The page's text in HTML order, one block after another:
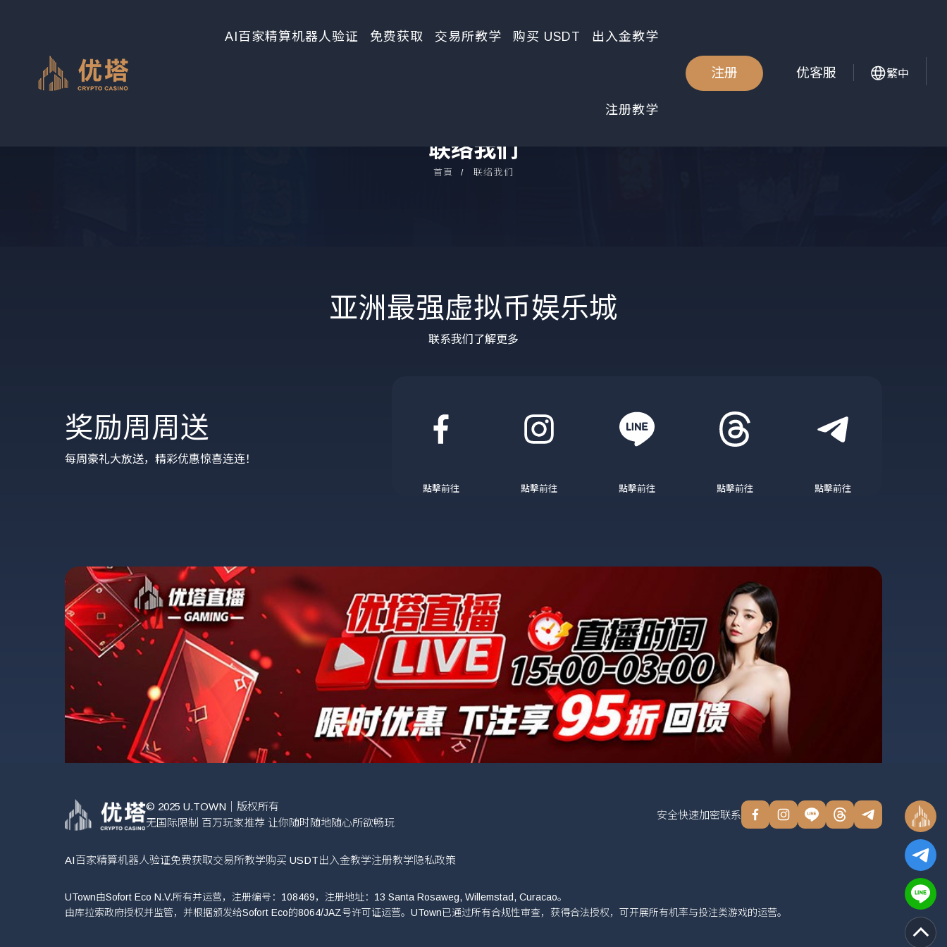
AI百家精算机器人验证 免费获取 交易所教学 购买 USDT 出入金教学
注册教学
注册 优客服 繁中
联络我们
首頁 联络我们
亚洲最强虚拟币娱乐城
联系我们了解更多
奖励周周送
每周豪礼大放送，精彩优惠惊喜连连！
點擊前往 點擊前往 點擊前往 點擊前往 點擊前往
© 2025 U.TOWN｜版权所有
无国际限制 百万玩家推荐 让你随时随地随心所欲畅玩
安全快速加密联系
AI百家精算机器人验证免费获取交易所教学购买 USDT出入金教学注册教学隐私政策
UTown由Sofort Eco N.V.所有并运营，注册编号：108469，注册地址：13 Santa Rosaweg, Willemstad, Curacao。
由库拉索政府授权并监管，并根据颁发给Sofort Eco的8064/JAZ号许可证运营。UTown已通过所有合规性审查，获得合法授权，可开展所有机率与投注类游戏的运营。